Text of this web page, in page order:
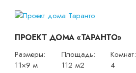
ПРОЕКТ ДОМА «ТАРАНТО»
Размеры:
11×9 м
Площадь:
112 м2
Комнат:
4